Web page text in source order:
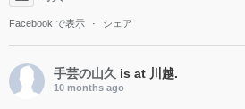
Facebook で表示 · シェア
手芸の山久 is at 川越.
10 months ago